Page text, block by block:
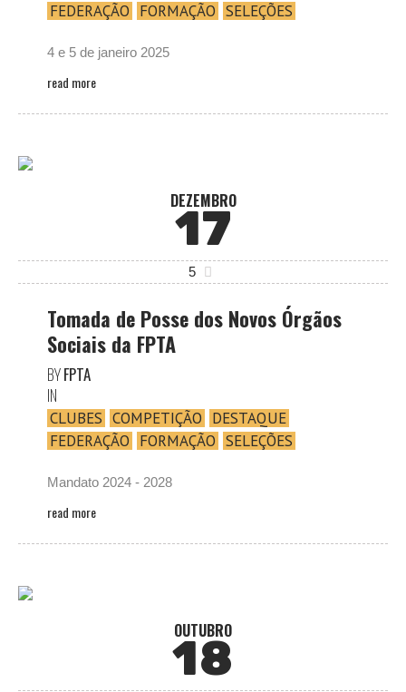
FEDERAÇÃO FORMAÇÃO SELEÇÕES
4 e 5 de janeiro 2025
read more
DEZEMBRO
17
5
Tomada de Posse dos Novos Órgãos
Sociais da FPTA
BYFPTA
IN
CLUBES COMPETIÇÃO DESTAQUE
FEDERAÇÃO FORMAÇÃO SELEÇÕES
Mandato 2024 - 2028
read more
OUTUBRO
18